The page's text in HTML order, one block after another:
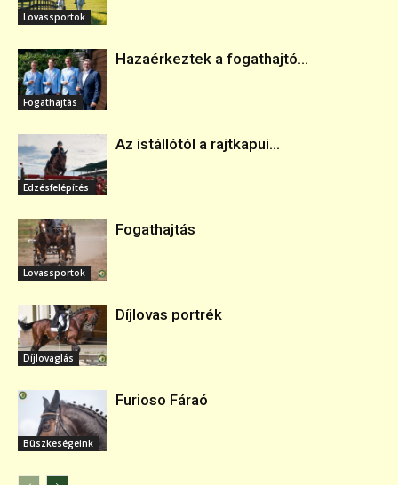
Lovassportok
Fogathajtás
Hazaérkeztek a fogathajtó...
Edzésfelépítés
Az istállótól a rajtkapui...
Lovassportok
Fogathajtás
Díjlovaglás
Díjlovas portrék
Büszkeségeink
Furioso Fáraó